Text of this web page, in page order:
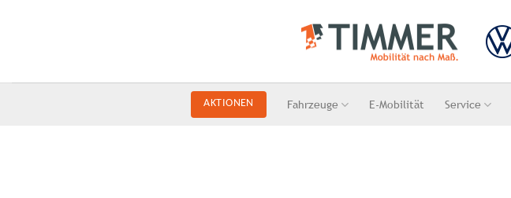
AKTIONEN Fahrzeuge E-Mobilität Service